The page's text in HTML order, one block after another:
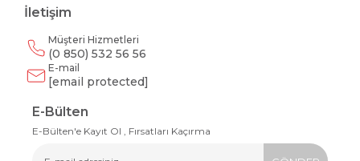
İletişim
Müşteri Hizmetleri
(0 850) 532 56 56
E-mail
[email protected]
E-Bülten
E-Bülten'e Kayıt Ol , Fırsatları Kaçırma